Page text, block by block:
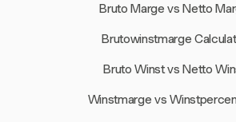
Bruto Marge vs Netto
Brutowinstmarge
Bruto Winst vs Netto
Winstmarge vs